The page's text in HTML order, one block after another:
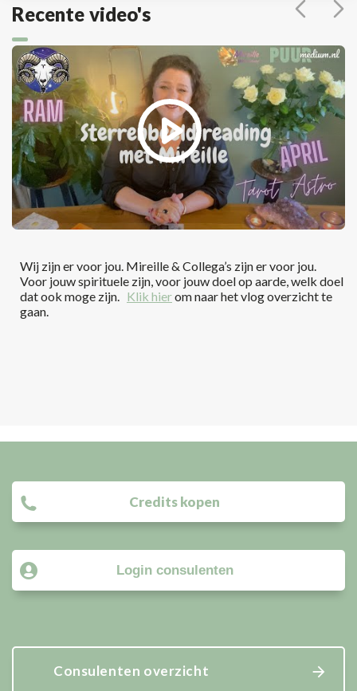
Recente video's
Wij zijn er voor jou. Mireille & Collega’s zijn er voor jou.
Voor jouw spirituele zijn, voor jouw doel op aarde, welk doel
dat ook moge zijn. Klik hierom naar het vlog overzicht te
gaan.
Credits kopen
Login consulenten
Consulenten overzicht